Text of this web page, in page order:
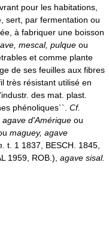
pour les habitations,
sert, par fermentation ou
à fabriquer une boisson
mescal, pulque ou
et comme plante
de ses feuilles aux fibres
très résistant utilisé en
des mat. plast.
phénoliques``. Cf.
agave d'Amérique ou
maguey, agave
t. 1 1837, BESCH. 1845,
1959, ROB.), agave sisal.